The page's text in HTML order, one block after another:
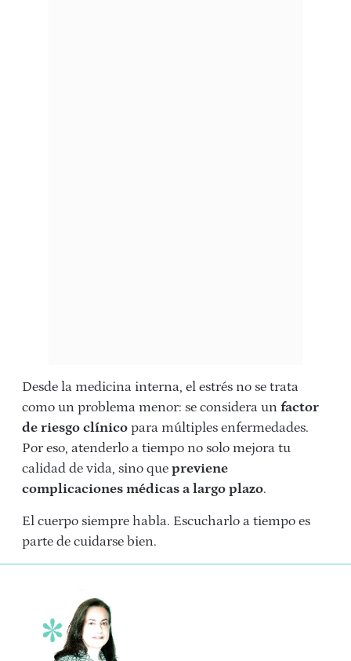
Desde la medicina interna, el estrés no se trata
como un problema menor: se considera un factor
de riesgo clínico para múltiples enfermedades.
Por eso, atenderlo a tiempo no solo mejora tu
calidad de vida, sino que previene
complicaciones médicas a largo plazo.
El cuerpo siempre habla. Escucharlo a tiempo es
parte de cuidarse bien.